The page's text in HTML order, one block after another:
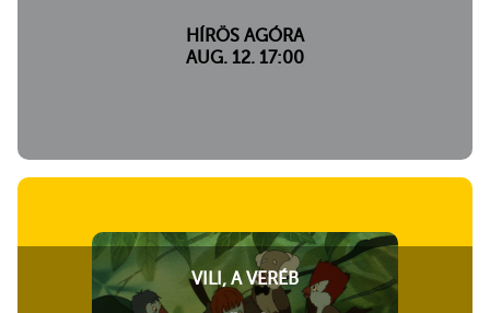
HÍRÖS AGÓRA
AUG. 12. 17:00
VILI, A VERÉB